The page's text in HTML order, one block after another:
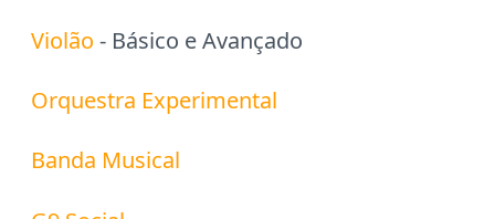
Violão - Básico e Avançado
Orquestra Experimental
Banda Musical